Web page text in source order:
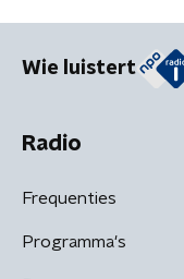
Wie luistert
Radio
Frequenties
Programma's